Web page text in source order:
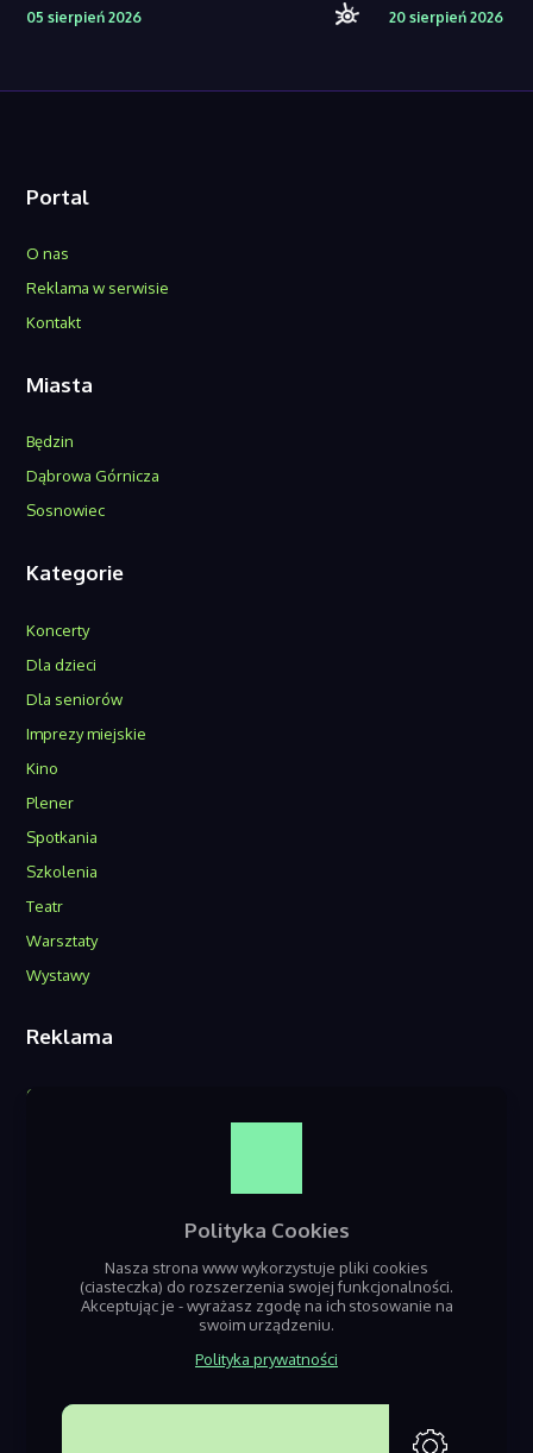
05 sierpień 2026 20 sierpień 2026
Portal
O nas
Reklama w serwisie
Kontakt
Miasta
Będzin
Dąbrowa Górnicza
Sosnowiec
Kategorie
Koncerty
Dla dzieci
Dla seniorów
Imprezy miejskie
Kino
Plener
Spotkania
Szkolenia
Teatr
Warsztaty
Wystawy
Reklama
O nas
Sosnowca i Dąbrowy Górniczej – dobrze trafiłeś! Nazaglebiu.pl to seriws
poświęcony gromadzeniu informacji o nadchodzacych eventach i
Polityka Cookies
Nasza strona www wykorzystuje pliki cookies
(ciasteczka) do rozszerzenia swojej funkcjonalności.
Akceptując je - wyrażasz zgodę na ich stosowanie na
swoim urządzeniu.
Polityka prywatności